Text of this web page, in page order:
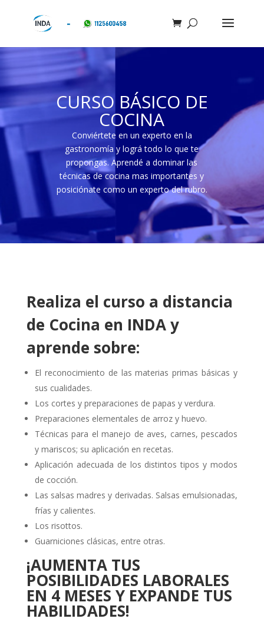
CURSO BÁSICO DE
COCINA
Conviértete en un experto en la
gastronomía y lográ todo lo que te
propongas. Aprendé a dominar las
técnicas de cocina mas importantes y
posiciónate como un experto del rubro.
Realiza el curso a distancia
de Cocina en INDA y
aprende sobre:
El reconocimiento de las materias primas básicas y
sus cualidades.
Los cortes y preparaciones de papas y verdura.
Preparaciones elementales de arroz y huevo.
Técnicas para el manejo de aves, carnes, pescados
y mariscos; su aplicación en recetas.
Aplicación adecuada de los distintos tipos y modos
de cocción.
Las salsas madres y derivadas. Salsas emulsionadas,
frías y calientes.
Los risottos.
Guarniciones clásicas, entre otras.
¡AUMENTA TUS
POSIBILIDADES LABORALES
EN 4 MESES Y EXPANDE TUS
HABILIDADES!